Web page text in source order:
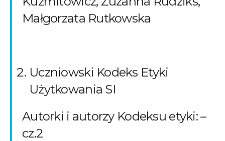
Małgorzata Rutkowska
Uczniowski Kodeks Etyki
Użytkowania SI
Autorki i autorzy Kodeksu etyki: –
cz.2